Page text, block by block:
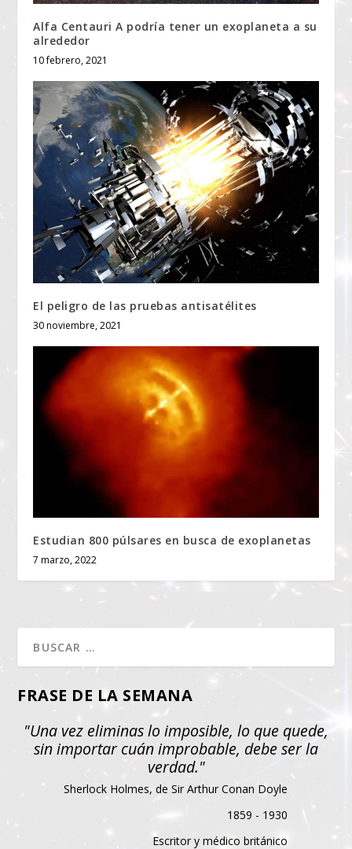
Alfa Centauri A podría tener un exoplaneta a su
alrededor
10 febrero, 2021
El peligro de las pruebas antisatélites
30 noviembre, 2021
Estudian 800 púlsares en busca de exoplanetas
7 marzo, 2022
FRASE DE LA SEMANA
"Una vez eliminas lo imposible, lo que quede,
sin importar cuán improbable, debe ser la
verdad."
Sherlock Holmes, de Sir Arthur Conan Doyle
1859 - 1930
Escritor y médico británico